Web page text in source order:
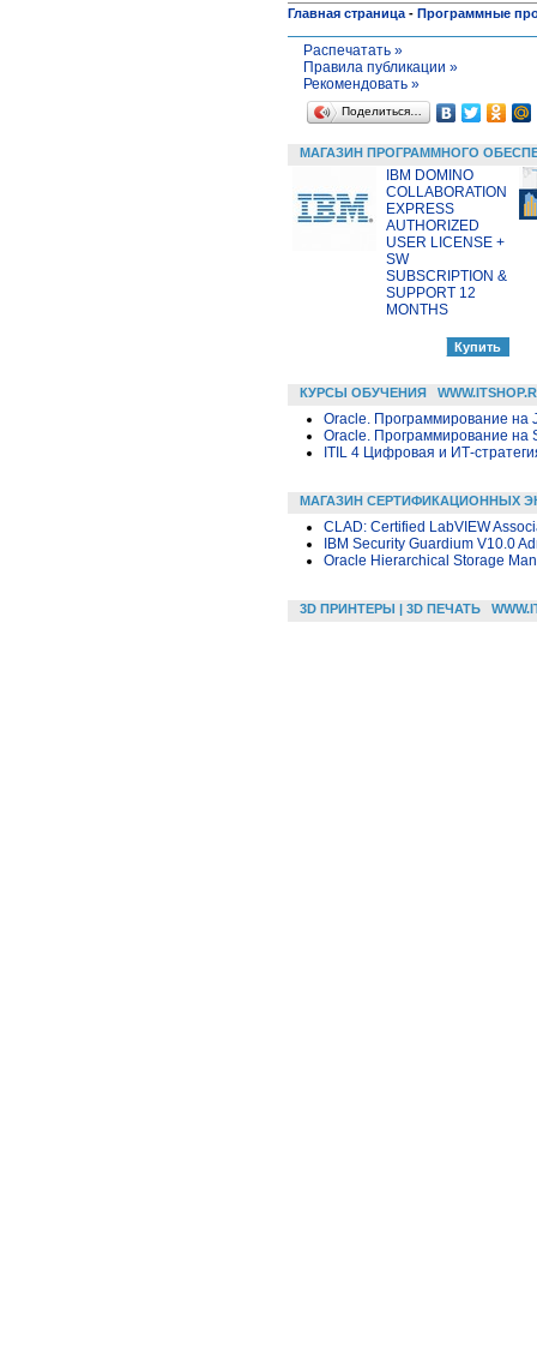
Главная страница - Программные
Распечатать »
Правила публикации »
Рекомендовать »
Поделиться…
МАГАЗИН ПРОГРАММНОГО
IBM DOMINO
COLLABORATION
EXPRESS
AUTHORIZED
USER LICENSE +
SW
SUBSCRIPTION &
SUPPORT 12
MONTHS
КУРСЫ ОБУЧЕНИЯ
Oracle. Программирование на
Oracle. Программирование на
ITIL 4 Цифровая и ИТ-
МАГАЗИН СЕРТИФИКАЦИОННЫХ
CLAD: Certified LabVIEW
IBM Security Guardium V10.0
Oracle Hierarchical Storage
3D ПРИНТЕРЫ | 3D ПЕЧАТЬ